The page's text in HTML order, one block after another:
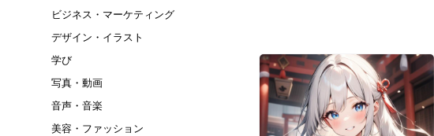
ビジネス・マーケティング
デザイン・イラスト
学び
写真・動画
音声・音楽
美容・ファッション